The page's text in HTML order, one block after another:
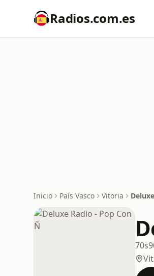
Radios.com.es
Inicio País Vasco Vitoria
70s